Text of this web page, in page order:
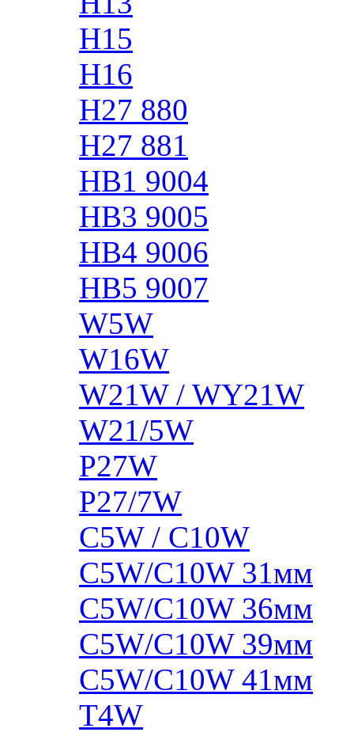
H15
H16
H27 880
H27 881
HB1 9004
HB3 9005
HB4 9006
HB5 9007
W5W
W16W
W21W / WY21W
W21/5W
P27W
P27/7W
C5W / C10W
C5W/C10W 31мм
C5W/C10W 36мм
C5W/C10W 39мм
C5W/C10W 41мм
T4W